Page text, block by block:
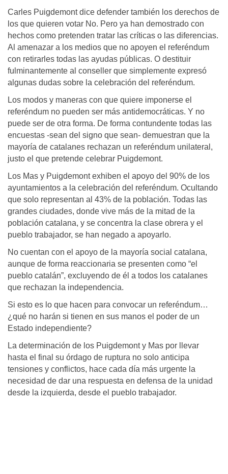
Carles Puigdemont dice defender también los derechos de
los que quieren votar No. Pero ya han demostrado con
hechos como pretenden tratar las críticas o las diferencias.
Al amenazar a los medios que no apoyen el referéndum
con retirarles todas las ayudas públicas. O destituir
fulminantemente al conseller que simplemente expresó
algunas dudas sobre la celebración del referéndum.
Los modos y maneras con que quiere imponerse el
referéndum no pueden ser más antidemocráticas. Y no
puede ser de otra forma. De forma contundente todas las
encuestas -sean del signo que sean- demuestran que la
mayoría de catalanes rechazan un referéndum unilateral,
justo el que pretende celebrar Puigdemont.
Los Mas y Puigdemont exhiben el apoyo del 90% de los
ayuntamientos a la celebración del referéndum. Ocultando
que solo representan al 43% de la población. Todas las
grandes ciudades, donde vive más de la mitad de la
población catalana, y se concentra la clase obrera y el
pueblo trabajador, se han negado a apoyarlo.
No cuentan con el apoyo de la mayoría social catalana,
aunque de forma reaccionaria se presenten como “el
pueblo catalán”, excluyendo de él a todos los catalanes
que rechazan la independencia.
Si esto es lo que hacen para convocar un referéndum…
¿qué no harán si tienen en sus manos el poder de un
Estado independiente?
La determinación de los Puigdemont y Mas por llevar
hasta el final su órdago de ruptura no solo anticipa
tensiones y conflictos, hace cada día más urgente la
necesidad de dar una respuesta en defensa de la unidad
desde la izquierda, desde el pueblo trabajador.